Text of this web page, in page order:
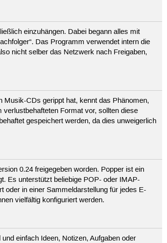
einzuhängen. Dabei begann alles mit
Das Programm verwendet intern die
nicht selber das Netzwerk nach Freigaben,
CDs gerippt hat, kennt das Phänomen,
Format vor, sollten diese
gespeichert werden, da dies unweigerlich
0.24 freigegeben worden. Popper ist ein
Es unterstützt beliebige POP- oder IMAP-
oder in einer Sammeldarstellung für jedes E-
vielfältig konfiguriert werden.
einfach Ideen, Notizen, Aufgaben oder